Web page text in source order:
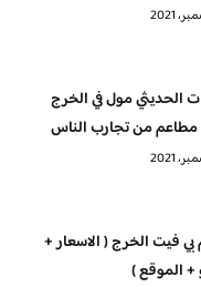
الحديثي مول في الخرج
من تجارب الناس
فيت الخرج ( الاسعار +
+ الموقع )